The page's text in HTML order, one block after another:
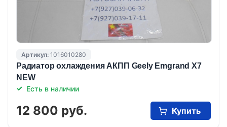
Артикул: 1016010280
Радиатор охлаждения АКПП Geely Emgrand X7
NEW
Есть в наличии
12 800 руб. Купить